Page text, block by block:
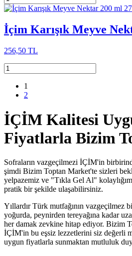
İçim Karışık Meyve
256,50 TL
1
2
İÇİM Kalitesi
Fiyatlarla Bizim
Sofraların vazgeçilmezi İÇİM'in
şimdi Bizim Toptan Market'te sizleri
yelpazemiz ve "Tıkla Gel Al"
pratik bir şekilde ulaşabilirsiniz.
Yıllardır Türk mutfağının vazgeçilmez
yoğurda, peynirden tereyağına kadar
her damak zevkine hitap ediyor. Bizim
İÇİM'in bu eşsiz lezzetlerini siz değerli
uygun fiyatlarla sunmaktan mutluluk